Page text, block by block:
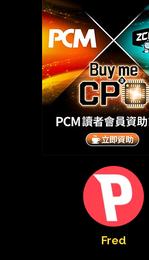
Fred